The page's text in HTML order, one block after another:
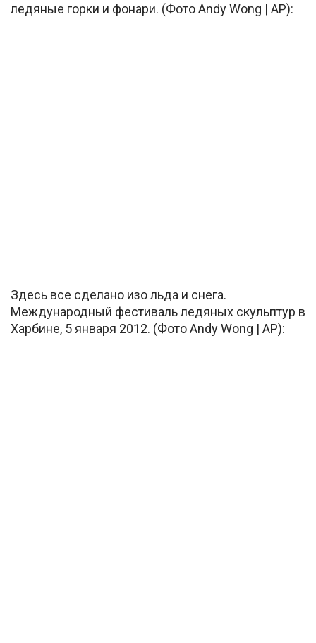
ледяные горки и фонари. (Фото Andy Wong | AP):
Здесь все сделано изо льда и снега.
Международный фестиваль ледяных скульптур в
Харбине, 5 января 2012. (Фото Andy Wong | AP):